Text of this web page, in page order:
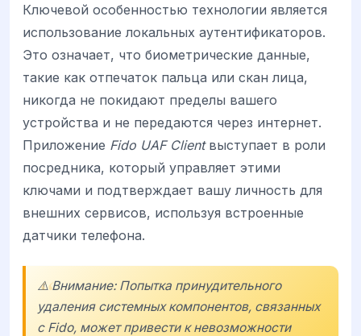
Ключевой особенностью технологии является
использование локальных аутентификаторов.
Это означает, что биометрические данные,
такие как отпечаток пальца или скан лица,
никогда не покидают пределы вашего
устройства и не передаются через интернет.
Приложение Fido UAF Clientвыступает в роли
посредника, который управляет этими
ключами и подтверждает вашу личность для
внешних сервисов, используя встроенные
датчики телефона.
⚠️ Внимание: Попытка принудительного
удаления системных компонентов, связанных
с Fido, может привести к невозможности